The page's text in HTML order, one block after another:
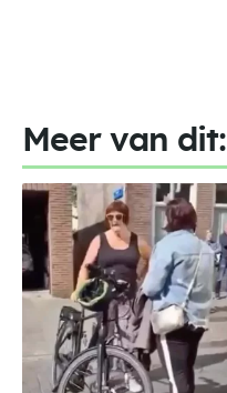
Meer van dit: